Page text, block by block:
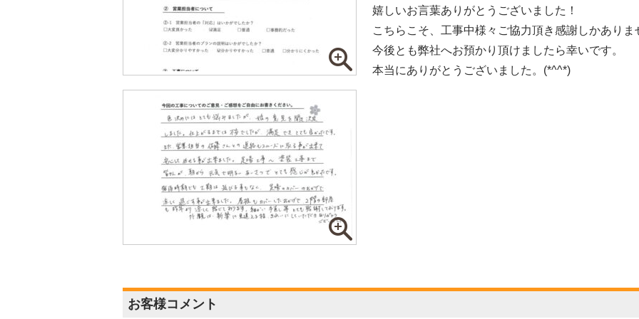
嬉しいお言葉ありがとうございました！
こちらこそ、工事中様々ご協力頂き感謝しかありま
今後とも弊社へお預かり頂けましたら幸いです。
本当にありがとうございました。(*^^*)
お客様コメント